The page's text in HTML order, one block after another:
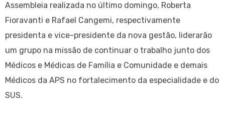
Assembleia realizada no último domingo, Roberta
Fioravanti e Rafael Cangemi, respectivamente
presidenta e vice-presidente da nova gestão, liderarão
um grupo na missão de continuar o trabalho junto dos
Médicos e Médicas de Família e Comunidade e demais
Médicos da APS no fortalecimento da especialidade e do
SUS.